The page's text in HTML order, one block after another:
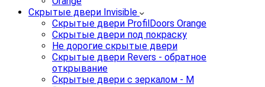
Скрытые двери Invisible
Скрытые двери ProfilDoors Orange
Скрытые двери под покраску
Не дорогие скрытые двери
Скрытые двери Revers - обратное
открывание
Скрытые двери с зеркалом - M